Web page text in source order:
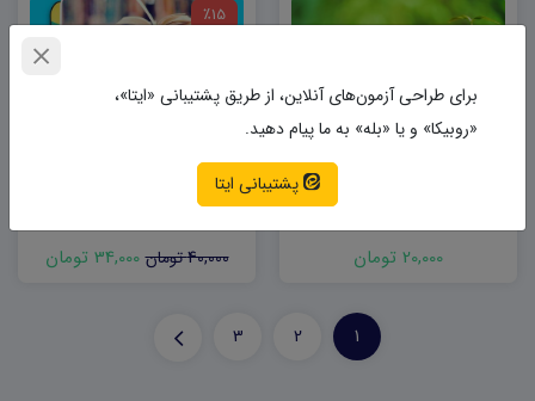
مقاله مطالعه مکانیسم عمل و
20,000 تومان
٪15
دانلود مجموعه گزارش کار
40,000 تومان
34,000 تومان
1
2
3
برای طراحی آزمون‌های آنلاین، از طریق پشتیبانی «ایتا»،
«روبیکا» و یا «بله» به ما پیام دهید.
پشتیبانی ایتا